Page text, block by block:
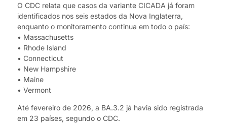
O CDC relata que casos da variante CICADA já foram
identificados nos seis estados da Nova Inglaterra,
enquanto o monitoramento continua em todo o país:
• Massachusetts
• Rhode Island
• Connecticut
• New Hampshire
• Maine
• Vermont
Até fevereiro de 2026, a BA.3.2 já havia sido registrada
em 23 países, segundo o CDC.